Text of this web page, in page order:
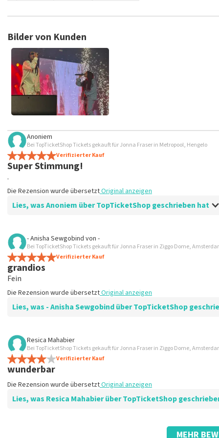
TopTicketShop sammelt Bewertungen von echten Kunden.
veröffentlicht. Es kann einige Wochen dauern, bis eine
Bilder von Kunden
Anoniem
Bei TopTicketShop Tickets gekauft für Jonna Fraser in Metropool, Hengelo
Verifizierter Kauf
Super Stimmung!
.
Die Rezension wurde übersetztOriginal anzeigen
Lies, was Anoniem über TopTicketShop geschrieben hat
Bewertung von Anoniem über
Schnell und zuverlässig
Die Rezension wurde übersetzt
- Anisha Sewgobind von -
Bei TopTicketShop Tickets gekauft für Jonna Fraser in Ziggo Dome,
Verifizierter Kauf
grandios
Fein
Die Rezension wurde übersetztOriginal anzeigen
Lies, was - Anisha Sewgobind über TopTicketShop
Bewertung von - Anisha Sewgobind über
Toller Service
-
Die Rezension wurde übersetzt
Resica Mahabier
Bei TopTicketShop Tickets gekauft für Jonna Fraser in Ziggo Dome,
Verifizierter Kauf
wunderbar
Die Rezension wurde übersetztOriginal anzeigen
Lies, was Resica Mahabier über TopTicketShop
TopTicketShop
MEHR